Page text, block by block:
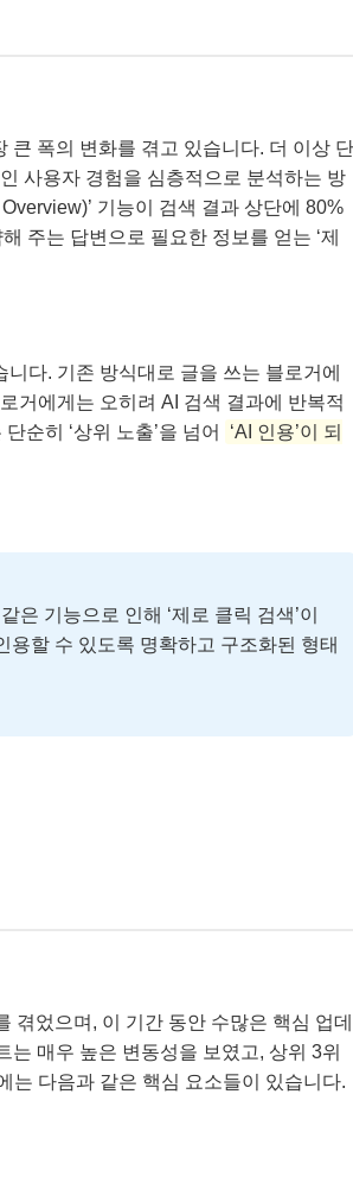
큰 폭의 변화를 겪고 있습니다. 더 이상 단
사용자 경험을 심층적으로 분석하는 방
기능이 검색 결과 상단에 80%
주는 답변으로 필요한 정보를 얻는 ‘제
다. 기존 방식대로 글을 쓰는 블로거에
거에게는 오히려 AI 검색 결과에 반복적
순히 ‘상위 노출’을 넘어
‘AI 인용’이 되
기능으로 인해 ‘제로 클릭 검색’이
할 수 있도록 명확하고 구조화된 형태
겪었으며, 이 기간 동안 수많은 핵심 업데
매우 높은 변동성을 보였고, 상위 3위
는 다음과 같은 핵심 요소들이 있습니다.